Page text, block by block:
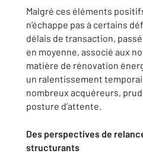
Malgré ces éléments
n’échappe pas à certains
délais de transaction,
en moyenne, associé aux
matière de rénovation
un ralentissement
nombreux acquéreurs,
posture d’attente.
Des perspectives de
structurants